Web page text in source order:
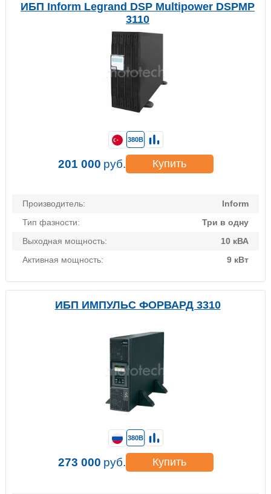
ИБП Inform Legrand DSP Multipower DSPMP
3110
Производитель:
Inform
Тип фазности:
Три в одну
Выходная мощность:
10 кВА
Активная мощность:
9 кВт
380В
201 000 руб. Купить
ИБП ИМПУЛЬС ФОРВАРД 3310
380В
273 000 руб. Купить